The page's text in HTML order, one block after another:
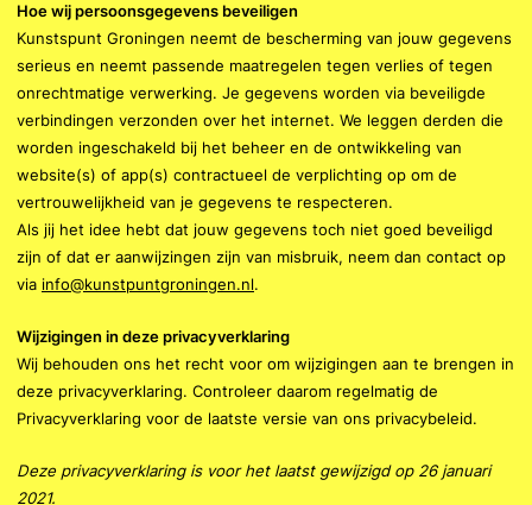
Hoe wij persoonsgegevens beveiligen
Kunstspunt Groningen neemt de bescherming van jouw gegevens
serieus en neemt passende maatregelen tegen verlies of tegen
onrechtmatige verwerking. Je gegevens worden via beveiligde
verbindingen verzonden over het internet. We leggen derden die
worden ingeschakeld bij het beheer en de ontwikkeling van
website(s) of app(s) contractueel de verplichting op om de
vertrouwelijkheid van je gegevens te respecteren.
Als jij het idee hebt dat jouw gegevens toch niet goed beveiligd
zijn of dat er aanwijzingen zijn van misbruik, neem dan contact op
via info@kunstpuntgroningen.nl.
Wijzigingen in deze privacyverklaring
Wij behouden ons het recht voor om wijzigingen aan te brengen in
deze privacyverklaring. Controleer daarom regelmatig de
Privacyverklaring voor de laatste versie van ons privacybeleid.
Deze privacyverklaring is voor het laatst gewijzigd op 26 januari
2021.